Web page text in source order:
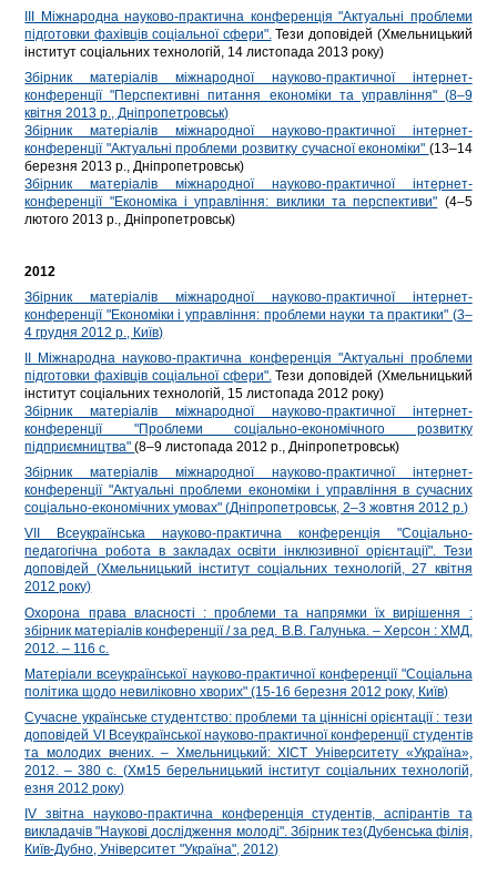
ІІІ Міжнародна науково-практична конференція "Актуальні проблеми
підготовки фахівців соціальної сфери".Тези доповідей (Хмельницький
інститут соціальних технологій, 14 листопада 2013 року)
Збірник матеріалів міжнародної науково-практичної інтернет-
конференції "Перспективні питання економіки та управління" (8–9
квітня 2013 р., Дніпропетровськ)
Збірник матеріалів міжнародної науково-практичної інтернет-
конференції "Актуальні проблеми розвитку сучасної економіки" (13–14
березня 2013 р., Дніпропетровськ)
Збірник матеріалів міжнародної науково-практичної інтернет-
конференції "Економіка і управління: виклики та перспективи" (4–5
лютого 2013 р., Дніпропетровськ)
2012
Збірник матеріалів міжнародної науково-практичної інтернет-
конференції "Економіки і управління: проблеми науки та практики" (3–
4 грудня 2012 р., Київ)
ІІ Міжнародна науково-практична конференція "Актуальні проблеми
підготовки фахівців соціальної сфери".Тези доповідей (Хмельницький
інститут соціальних технологій, 15 листопада 2012 року)
Збірник матеріалів міжнародної науково-практичної інтернет-
конференції "Проблеми соціально-економічного розвитку
підприємництва"(8–9 листопада 2012 р., Дніпропетровськ)
Збірник матеріалів міжнародної науково-практичної інтернет-
конференції "Актуальні проблеми економіки і управління в сучасних
соціально-економічних умовах" (Дніпропетровськ, 2–3 жовтня 2012 р.)
VІІ Всеукраїнська науково-практична конференція "Соціально-
педагогічна робота в закладах освіти інклюзивної орієнтації". Тези
доповідей (Хмельницький інститут соціальних технологій, 27 квітня
2012 року)
Охорона права власності : проблеми та напрямки їх вирішення :
збірник матеріалів конференції / за ред. В.В. Галунька. – Херсон : ХМД,
2012. – 116 с.
Матеріали всеукраїнської науково-практичної конференції "Соціальна
політика щодо невиліковно хворих" (15-16 березня 2012 року, Київ)
Сучасне українське студентство: проблеми та ціннісні орієнтації : тези
доповідей VІ Всеукраїнської науково-практичної конференції студентів
та молодих вчених. – Хмельницький: ХІСТ Університету «Україна»,
2012. – 380 с. (Хм15 берельницький інститут соціальних технологій,
езня 2012 року)
ІV звітна науково-практична конференція студентів, аспірантів та
викладачів "Наукові дослідження молоді". Збірник тез(Дубенська філія,
Київ-Дубно, Університет "Україна", 2012)